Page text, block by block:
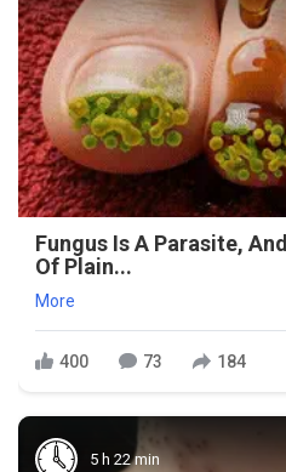
Fungus Is A Parasite,
Of Plain...
More
400 73 184
5 h 22 min